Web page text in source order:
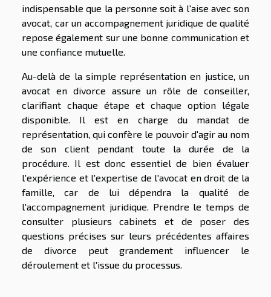
indispensable que la personne soit à l'aise avec son
avocat, car un accompagnement juridique de qualité
repose également sur une bonne communication et
une confiance mutuelle.
Au-delà de la simple représentation en justice, un
avocat en divorce assure un rôle de conseiller,
clarifiant chaque étape et chaque option légale
disponible. Il est en charge du mandat de
représentation, qui confère le pouvoir d'agir au nom
de son client pendant toute la durée de la
procédure. Il est donc essentiel de bien évaluer
l'expérience et l'expertise de l'avocat en droit de la
famille, car de lui dépendra la qualité de
l'accompagnement juridique. Prendre le temps de
consulter plusieurs cabinets et de poser des
questions précises sur leurs précédentes affaires
de divorce peut grandement influencer le
déroulement et l'issue du processus.